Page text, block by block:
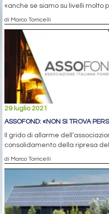
«anche se siamo su livelli molto
di Marco Torricelli
29 luglio 2021
ASSOFOND: «NON SI TROVA
Il grido di allarme
consolidamento della ripresa
di Marco Torricelli